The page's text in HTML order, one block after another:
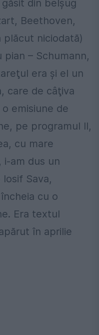
din belşug
Beethoven,
plăcut niciodată)
pian – Schumann,
era şi el un
care de câţiva
emisiune de
pe programul II,
cu mare
i-am dus un
Sava,
cu o
Era textul
în aprilie